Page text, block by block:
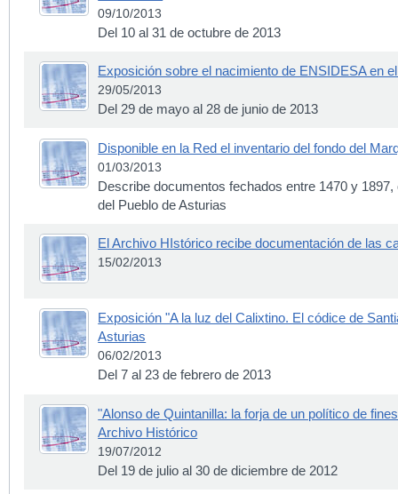
09/10/2013
Del 10 al 31 de octubre de 2013
Exposición sobre el nacimiento de ENSIDESA en
29/05/2013
Del 29 de mayo al 28 de junio de 2013
Disponible en la Red el inventario del fondo del
01/03/2013
Describe documentos fechados entre 1470 y
del Pueblo de Asturias
El Archivo HIstórico recibe documentación de las
15/02/2013
Exposición "A la luz del Calixtino. El códice de
Asturias
06/02/2013
Del 7 al 23 de febrero de 2013
"Alonso de Quintanilla: la forja de un político de
Archivo Histórico
19/07/2012
Del 19 de julio al 30 de diciembre de 2012